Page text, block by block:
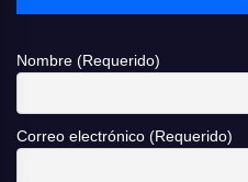
Nombre (Requerido)
Correo electrónico (Requerido)